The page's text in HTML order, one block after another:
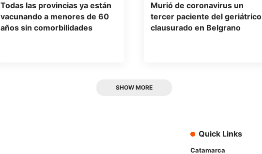
Todas las provincias ya están
vacunando a menores de 60
años sin comorbilidades
Murió de coronavirus un
tercer paciente del geriátrico
clausurado en Belgrano
SHOW MORE
Quick Links
Catamarca